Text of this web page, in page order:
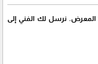
المعرض. نرسل لك الفني إلى